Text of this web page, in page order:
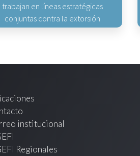
trabajan en líneas estratégicas
conjuntas contra la extorsión
institucional
Regionales